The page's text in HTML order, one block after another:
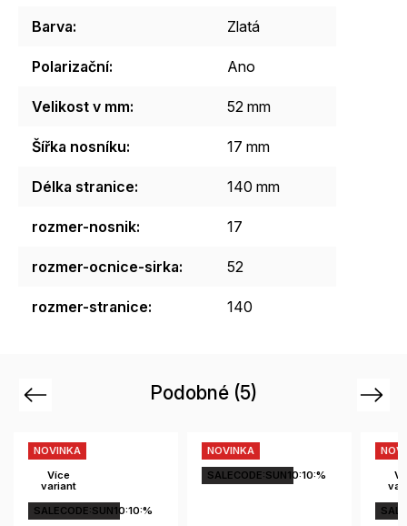
Barva: Zlatá
Polarizační: Ano
Velikost v mm: 52 mm
Šířka nosníku: 17 mm
Délka stranice: 140 mm
rozmer-nosnik: 17
rozmer-ocnice-sirka: 52
rozmer-stranice: 140
Podobné (5)
Previous
SALECODE:SUN10:10:%
Více
Next